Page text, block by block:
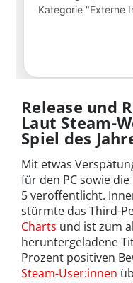
Release und
Laut Steam-
Spiel des
Mit etwas
für den PC sowie
5 veröffentlicht.
stürmte das Third-
Charts und ist zum
heruntergeladene
Prozent positiven
Steam-User:innen